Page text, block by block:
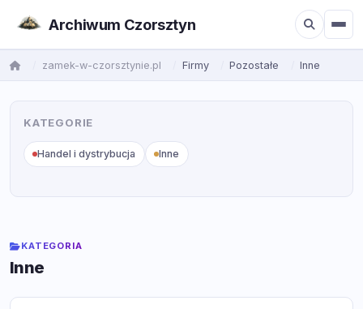
Archiwum Czorsztyn
zamek-w-czorsztynie.pl Firmy Pozostałe Inne
KATEGORIE
Handel i dystrybucja Inne
KATEGORIA
Inne